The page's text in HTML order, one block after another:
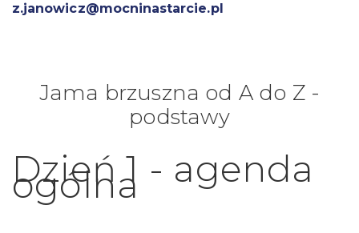
z.janowicz@mocninastarcie.pl
Jama brzuszna od A do Z -
podstawy
Dzień 1 - agenda
ogólna